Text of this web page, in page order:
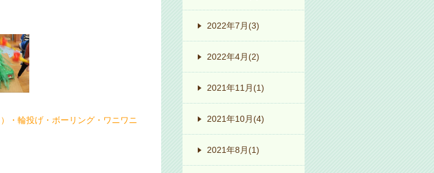
・輪投げ・ボーリング・ワニワニ
2022年7月(3)
2022年4月(2)
2021年11月(1)
2021年10月(4)
2021年8月(1)